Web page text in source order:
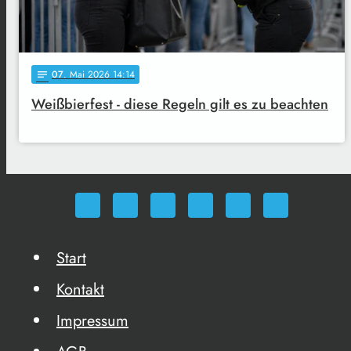
notes 07. Mai 2026 14:14
Weißbierfest - diese Regeln gilt es zu beachten
Start
Kontakt
Impressum